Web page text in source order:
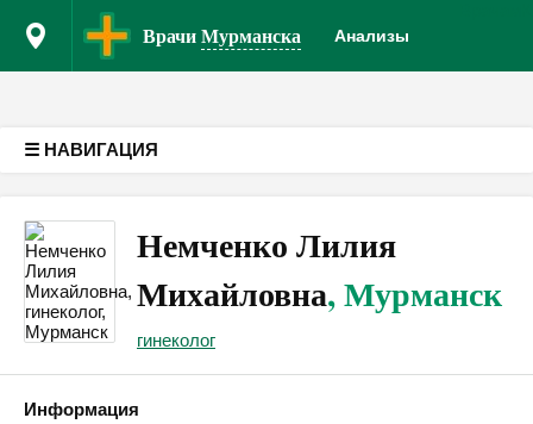
ВрачиМурманска Анализы
☰ НАВИГАЦИЯ
Немченко Лилия
Михайловна, Мурманск
гинеколог
Информация